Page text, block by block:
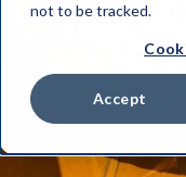
not to be tracked.
Accept